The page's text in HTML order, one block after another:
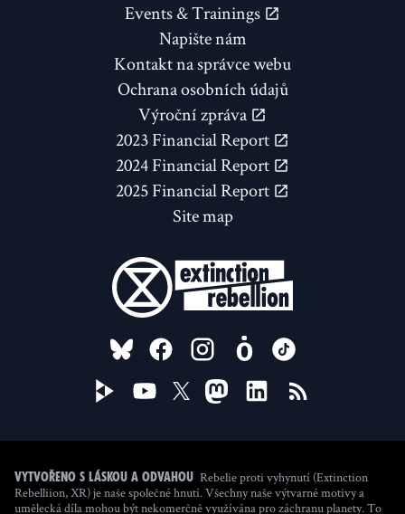
Events & Trainings
Napište nám
Kontakt na správce webu
Ochrana osobních údajů
Výroční zpráva
2023 Financial Report
2024 Financial Report
2025 Financial Report
Site map
FOLLOW US ON
Vytvořeno s láskou a odvahou Rebelie proti vyhynutí (Extinction
Rebelliion, XR) je naše společné hnutí. Všechny naše výtvarné motivy a
umělecká díla mohou být nekomerčně využívána pro záchranu planety. To